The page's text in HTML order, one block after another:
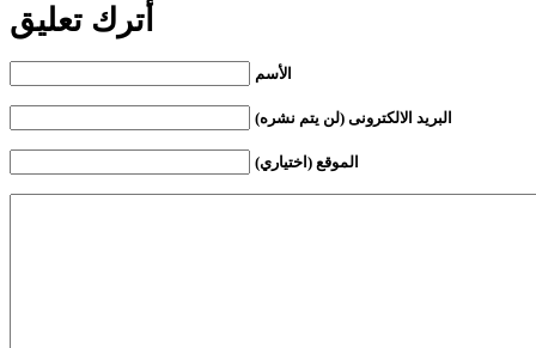
أترك تعليق
الأسم
البريد الالكترونى (لن يتم نشره)
الموقع (اختياري)